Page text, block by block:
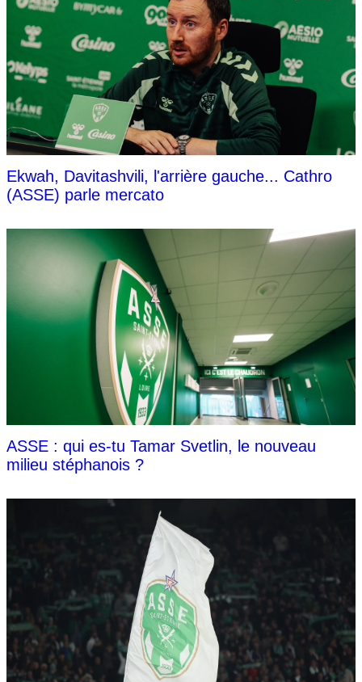
Ekwah, Davitashvili, l'arrière gauche... Cathro
(ASSE) parle mercato
ASSE : qui es-tu Tamar Svetlin, le nouveau
milieu stéphanois ?